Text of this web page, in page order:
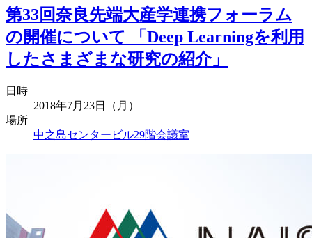
第33回奈良先端大産学連携フォーラム
の開催について 「Deep Learningを利用
したさまざまな研究の紹介」
日時
2018年7月23日（月）
場所
中之島センタービル29階会議室